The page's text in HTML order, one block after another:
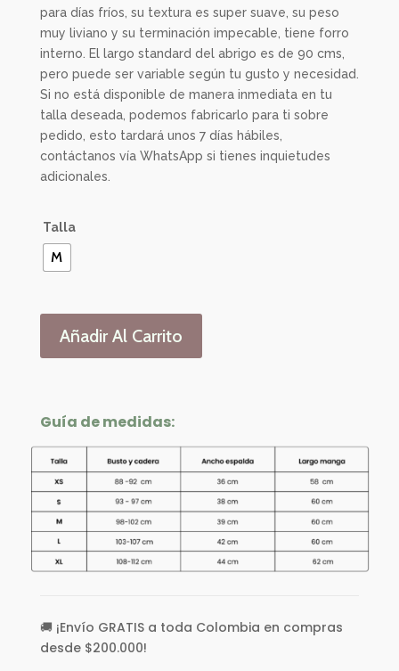
para días fríos, su textura es super suave, su peso
muy liviano y su terminación impecable, tiene forro
interno. El largo standard del abrigo es de 90 cms,
pero puede ser variable según tu gusto y necesidad.
Si no está disponible de manera inmediata en tu
talla deseada, podemos fabricarlo para ti sobre
pedido, esto tardará unos 7 días hábiles,
contáctanos vía WhatsApp si tienes inquietudes
adicionales.
Talla
M
Añadir Al Carrito
Guía de medidas:
🚚 ¡Envío GRATIS a toda Colombia en compras
desde $200.000!